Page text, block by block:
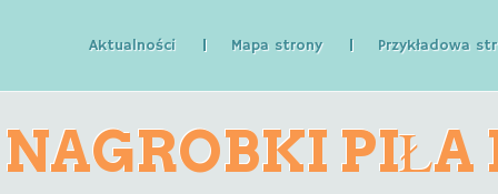
Aktualności Mapa strony Przykładowa
NAGROBKI